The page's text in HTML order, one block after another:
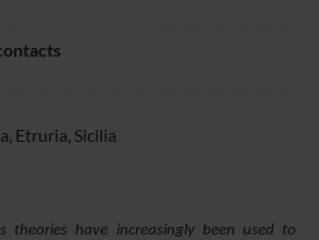
Etruria, Sicilia
theories have increasingly been used to